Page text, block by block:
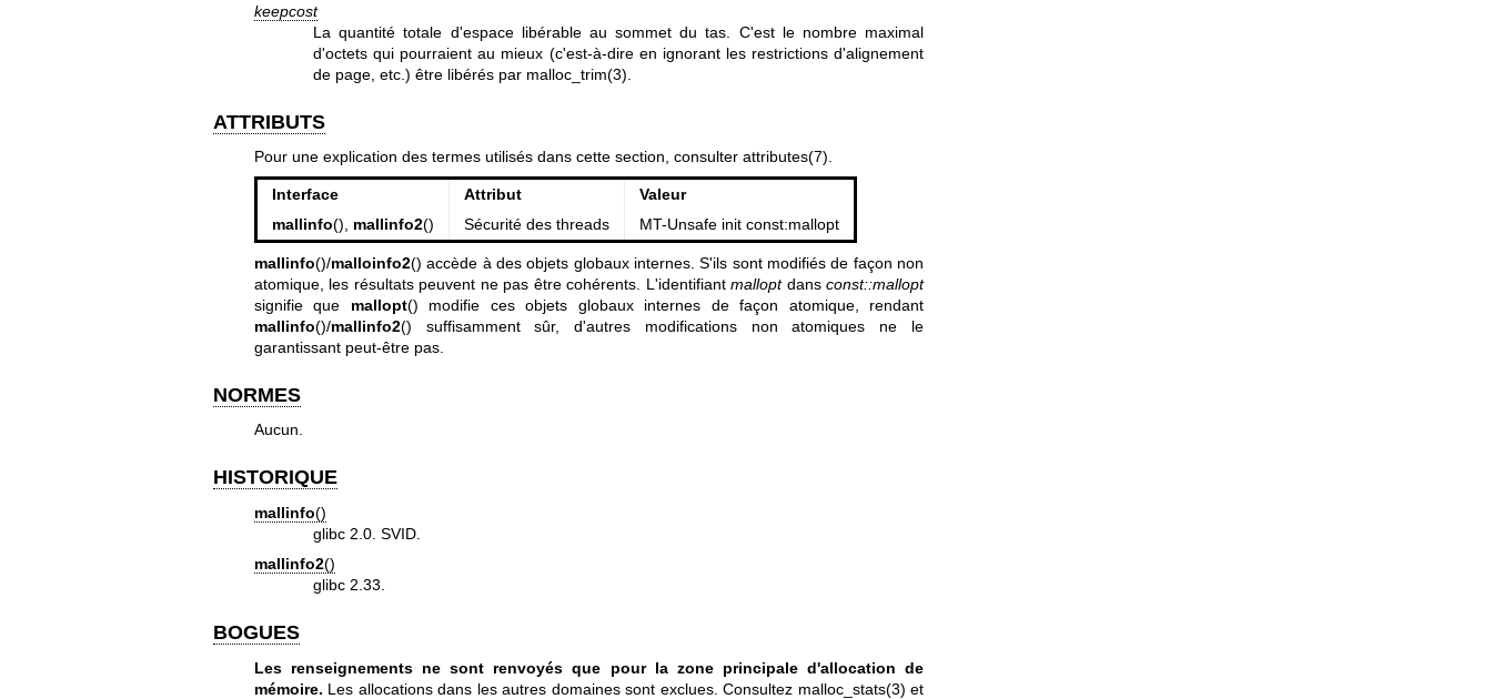
keepcost
La quantité totale d'espace libérable au sommet du tas. C'est le nombre maximal
d'octets qui pourraient au mieux (c'est-à-dire en ignorant les restrictions d'alignement
de page, etc.) être libérés par malloc_trim(3)
ATTRIBUTS
Pour une explication des termes utilisés dans cette section, consulter attributes(7)
Interface Attribut
Valeur
mallinfo(), mallinfo2() Sécurité des threads MT-Unsafe init const:mallopt
mallinfo()/malloinfo2() accède à des objets globaux internes. S'ils sont modifiés de façon non
atomique, les résultats peuvent ne pas être cohérents. L'identifiantmalloptdansconst::mallopt
signifie que mallopt() modifie ces objets globaux internes de façon atomique, rendant
mallinfo()/mallinfo2() suffisamment sûr, d'autres modifications non atomiques ne le
garantissant peut-être pas.
NORMES
Aucun.
HISTORIQUE
mallinfo()
glibc 2.0. SVID.
mallinfo2()
glibc 2.33.
BOGUES
Les renseignements ne sont renvoyés que pour la zone principale d'allocation de
mémoire. Les allocations dans les autres domaines sont exclues. Consultez malloc_stats(3) et